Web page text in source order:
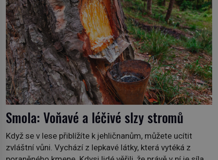
neobvyklou výzvou. Tomu, kdo dokáže dopravit ze
severního polárního kruhu na […]
Smola: Voňavé a léčivé slzy stromů
Když se v lese přiblížíte k jehličnanům, můžete ucítit
zvláštní vůni. Vychází z lepkavé látky, která vytéká z